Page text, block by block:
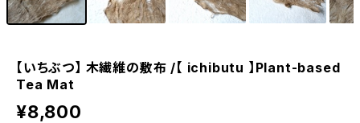
【いちぶつ】 木繊維の敷布 /【 ichibutu 】Plant-based
Tea Mat
¥8,800